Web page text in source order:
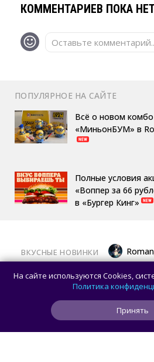
КОММЕНТАРИЕВ ПОКА
Оставьте
ПОПУЛЯРНОЕ НА САЙТЕ
Всё о новом комбо
«МиньонБУМ» в
Полные условия
«Воппер за 66
в «Бургер Кинг»
ВКУСНЫЕ НОВИНКИ
Московский ресторан
с ожиданиями гостей,
На сайте используются Cookies,
Политика
Принять